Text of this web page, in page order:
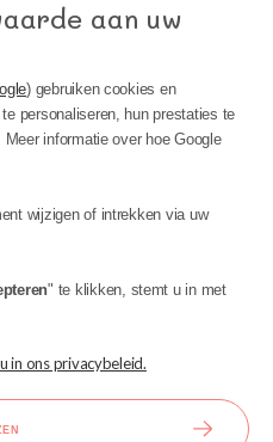
aan uw
) gebruiken cookies en
personaliseren, hun prestaties te
informatie over hoe Google
wijzigen of intrekken via uw
" te klikken, stemt u in met
in ons privacybeleid.